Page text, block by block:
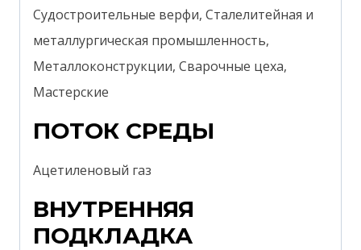
Судостроительные верфи, Сталелитейная и
металлургическая промышленность,
Металлоконструкции, Сварочные цеха,
Мастерские
ПОТОК СРЕДЫ
Ацетиленовый газ
ВНУТРЕННЯЯ
ПОДКЛАДКА